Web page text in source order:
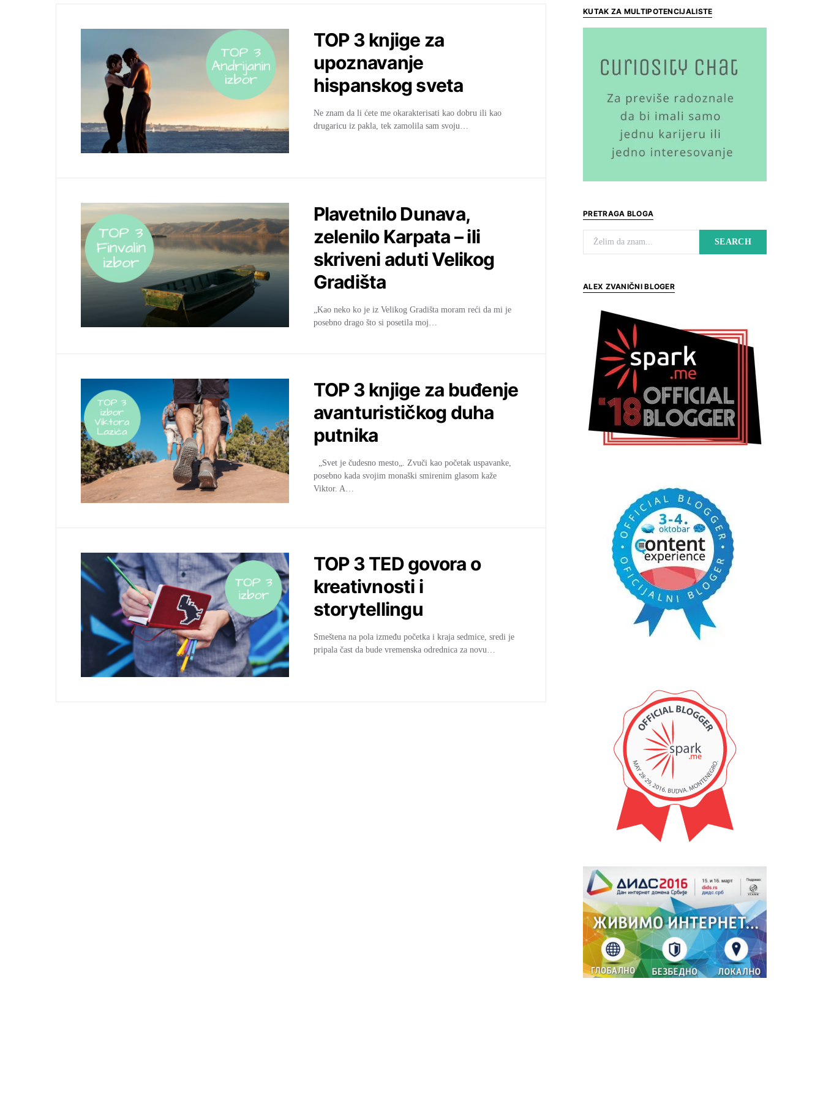
TOP 3 knjige za
upoznavanje
hispanskog sveta
Ne znam da li ćete me okarakterisati kao dobru ili kao
drugaricu iz pakla, tek zamolila sam svoju…
Plavetnilo Dunava,
zelenilo Karpata – ili
skriveni aduti Velikog
Gradišta
„Kao neko ko je iz Velikog Gradišta moram reći da mi je
posebno drago što si posetila moj…
TOP 3 knjige za buđenje
avanturističkog duha
putnika
„Svet je čudesno mesto„. Zvuči kao početak uspavanke,
posebno kada svojim monaški smirenim glasom kaže
Viktor. A…
TOP 3 TED govora o
kreativnosti i
storytellingu
Smeštena na pola između početka i kraja sedmice, sredi je
pripala čast da bude vremenska odrednica za novu…
KUTAK ZA MULTIPOTENCIJALISTE
PRETRAGA BLOGA
Search for:
SEARCH
ALEX ZVANIČNI BLOGER